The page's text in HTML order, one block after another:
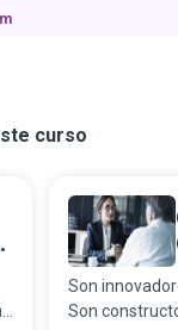
curso
Son
Son